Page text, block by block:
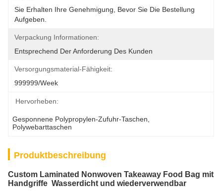
Sie Erhalten Ihre Genehmigung, Bevor Sie Die Bestellung
Aufgeben.
Verpackung Informationen:
Entsprechend Der Anforderung Des Kunden
Versorgungsmaterial-Fähigkeit:
999999/week
Hervorheben:
Gesponnene Polypropylen-Zufuhr-Taschen
Polywebarttaschen
Produktbeschreibung
Custom Laminated Nonwoven Takeaway Food Bag mit
Handgriffe ️ Wasserdicht und wiederverwendbar